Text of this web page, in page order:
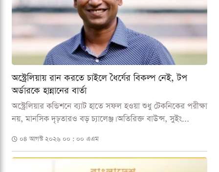
অস্ট্রেলিয়ায় রান করতে চাইলে ধৈর্যের বিকল্প নেই, টপ
অর্ডারকে হান্নানের বার্তা
অস্ট্রেলিয়ার কন্ডিশনে ব্যাট হাতে সফল হওয়া শুধু টেকনিকের পরীক্ষা
নয়, মানসিক দৃঢ়তারও বড় চ্যালেঞ্জ। অতিরিক্ত বাউন্স, সুইং...
০৪ আগস্ট ২০২৬ ০০ : ০০ এএম